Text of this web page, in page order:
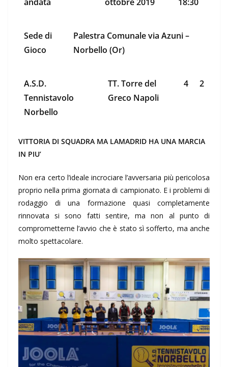
Sede di
Gioco
Palestra Comunale via Azuni –
Norbello (Or)
A.S.D.
Tennistavolo
Norbello
TT. Torre del
Greco Napoli
4 2
VITTORIA DI SQUADRA MA LAMADRID HA UNA MARCIA
IN PIU’
Non era certo l’ideale incrociare l’avversaria più pericolosa
proprio nella prima giornata di campionato. E i problemi di
rodaggio di una formazione quasi completamente
rinnovata si sono fatti sentire, ma non al punto di
comprometterne l’avvio che è stato sì sofferto, ma anche
molto spettacolare.